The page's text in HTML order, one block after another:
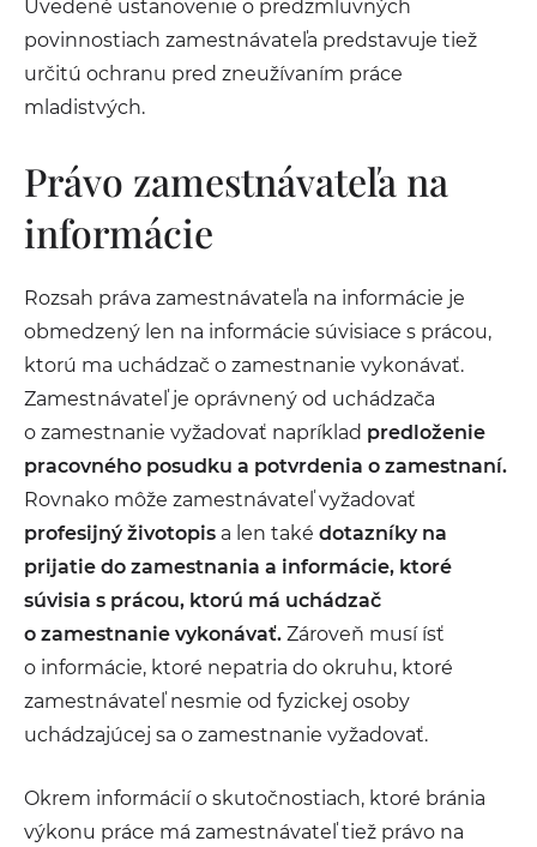
Uvedené ustanovenie o predzmluvných
povinnostiach zamestnávateľa predstavuje tiež
určitú ochranu pred zneužívaním práce
mladistvých.
Právo zamestnávateľa na
informácie
Rozsah práva zamestnávateľa na informácie je
obmedzený len na informácie súvisiace s prácou,
ktorú ma uchádzač o zamestnanie vykonávať.
Zamestnávateľ je oprávnený od uchádzača
o zamestnanie vyžadovať napríklad predloženie
pracovného posudku a potvrdenia o zamestnaní.
Rovnako môže zamestnávateľ vyžadovať
profesijný životopis a len také dotazníky na
prijatie do zamestnania a informácie, ktoré
súvisia s prácou, ktorú má uchádzač
o zamestnanie vykonávať. Zároveň musí ísť
o informácie, ktoré nepatria do okruhu, ktoré
zamestnávateľ nesmie od fyzickej osoby
uchádzajúcej sa o zamestnanie vyžadovať.
Okrem informácií o skutočnostiach, ktoré bránia
výkonu práce má zamestnávateľ tiež právo na